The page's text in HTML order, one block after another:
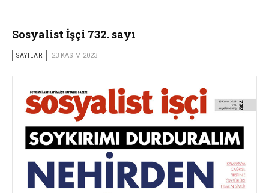
Sosyalist İşçi 732. sayı
SAYILAR 23 KASIM 2023